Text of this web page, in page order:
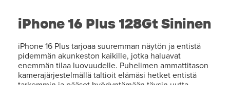
iPhone 16 Plus 128Gt Sininen
iPhone 16 Plus tarjoaa suuremman näytön ja entistä
pidemmän akunkeston kaikille, jotka haluavat
enemmän tilaa luovuudelle. Puhelimen ammattitason
kamerajärjestelmällä taltioit elämäsi hetket entistä